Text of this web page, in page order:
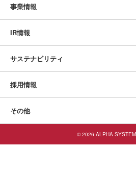
事業情報
IR情報
サステナビリティ
採用情報
その他
© 2026 ALPHA